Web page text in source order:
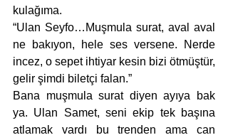
kulağıma.
“Ulan Seyfo…Muşmula surat, aval aval
ne bakıyon, hele ses versene. Nerde
incez, o sepet ihtiyar kesin bizi ötmüştür,
gelir şimdi biletçi falan.”
Bana muşmula surat diyen ayıya bak
ya. Ulan Samet, seni ekip tek başına
atlamak vardı bu trenden ama can